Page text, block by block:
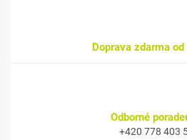
Doprava zdarma
Odborné
+420 778 403